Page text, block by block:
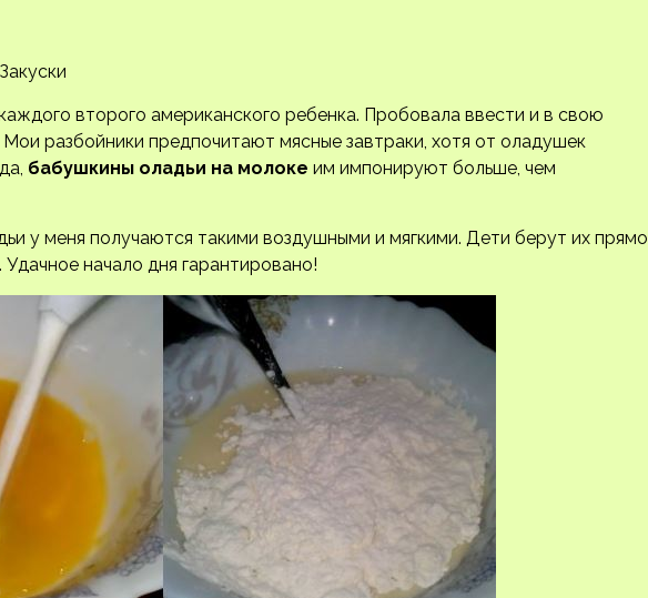
второго американского ребенка. Пробовала ввести и в свою
разбойники предпочитают мясные завтраки, хотя от оладушек
бабушкины оладьи на молоке им импонируют больше, чем
у меня получаются такими воздушными и мягкими. Дети берут их прямо
начало дня гарантировано!